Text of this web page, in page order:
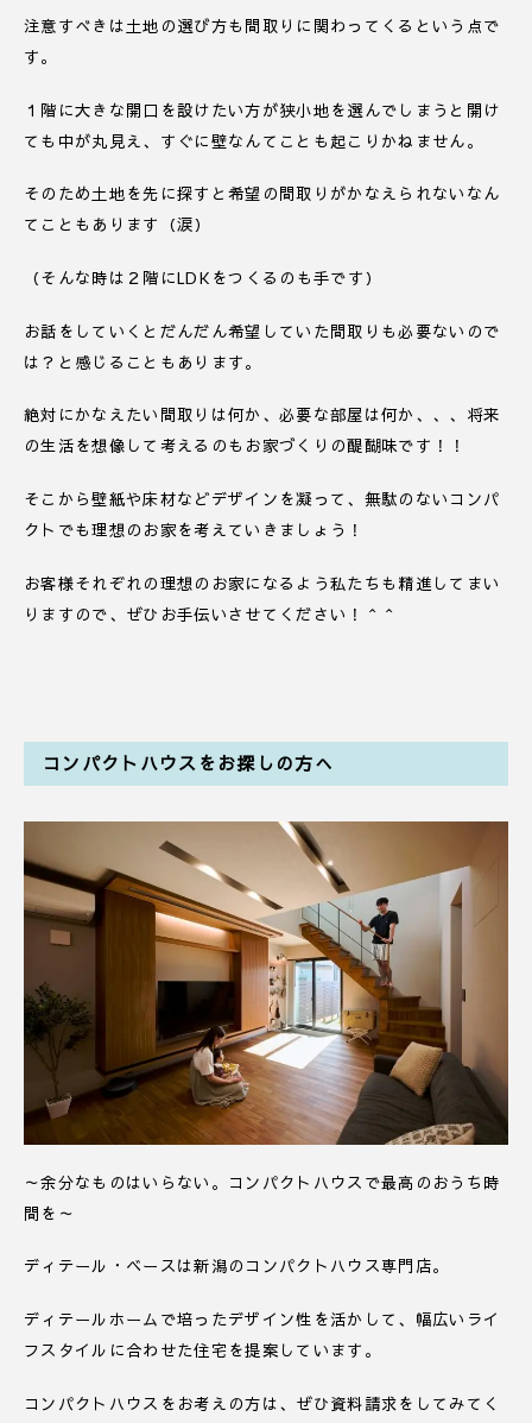
注意すべきは土地の選び方も間取りに関わってくるという点で
す。
１階に大きな開口を設けたい方が狭小地を選んでしまうと開け
ても中が丸見え、すぐに壁なんてことも起こりかねません。
そのため土地を先に探すと希望の間取りがかなえられないなん
てこともあります（涙）
（そんな時は２階にLDKをつくるのも手です）
お話をしていくとだんだん希望していた間取りも必要ないので
は？と感じることもあります。
絶対にかなえたい間取りは何か、必要な部屋は何か、、、将来
の生活を想像して考えるのもお家づくりの醍醐味です！！
そこから壁紙や床材などデザインを凝って、無駄のないコンパ
クトでも理想のお家を考えていきましょう！
お客様それぞれの理想のお家になるよう私たちも精進してまい
りますので、ぜひお手伝いさせてください！＾＾
コンパクトハウスをお探しの方へ
～余分なものはいらない。コンパクトハウスで最高のおうち時
間を～
ディテール・ベースは新潟のコンパクトハウス専門店。
ディテールホームで培ったデザイン性を活かして、幅広いライ
フスタイルに合わせた住宅を提案しています。
コンパクトハウスをお考えの方は、ぜひ資料請求をしてみてく